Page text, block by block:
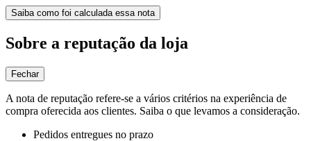
Saiba como foi calculada essa nota
Sobre a reputação da loja
Fechar
A nota de reputação refere-se a vários critérios na experiência de
compra oferecida aos clientes. Saiba o que levamos a consideração.
Pedidos entregues no prazo